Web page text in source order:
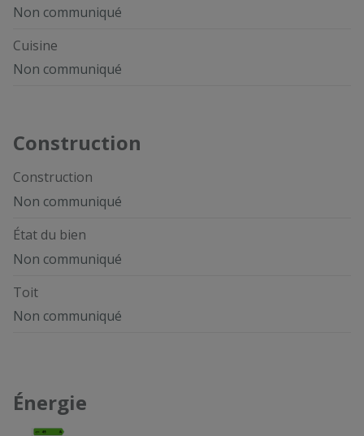
Non communiqué
Cuisine
Non communiqué
Construction
Construction
Non communiqué
État du bien
Non communiqué
Toit
Non communiqué
Énergie